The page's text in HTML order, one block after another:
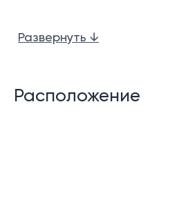
стиле с островом.
Вторая жилая зона на
Развернуть ↓
Расположение